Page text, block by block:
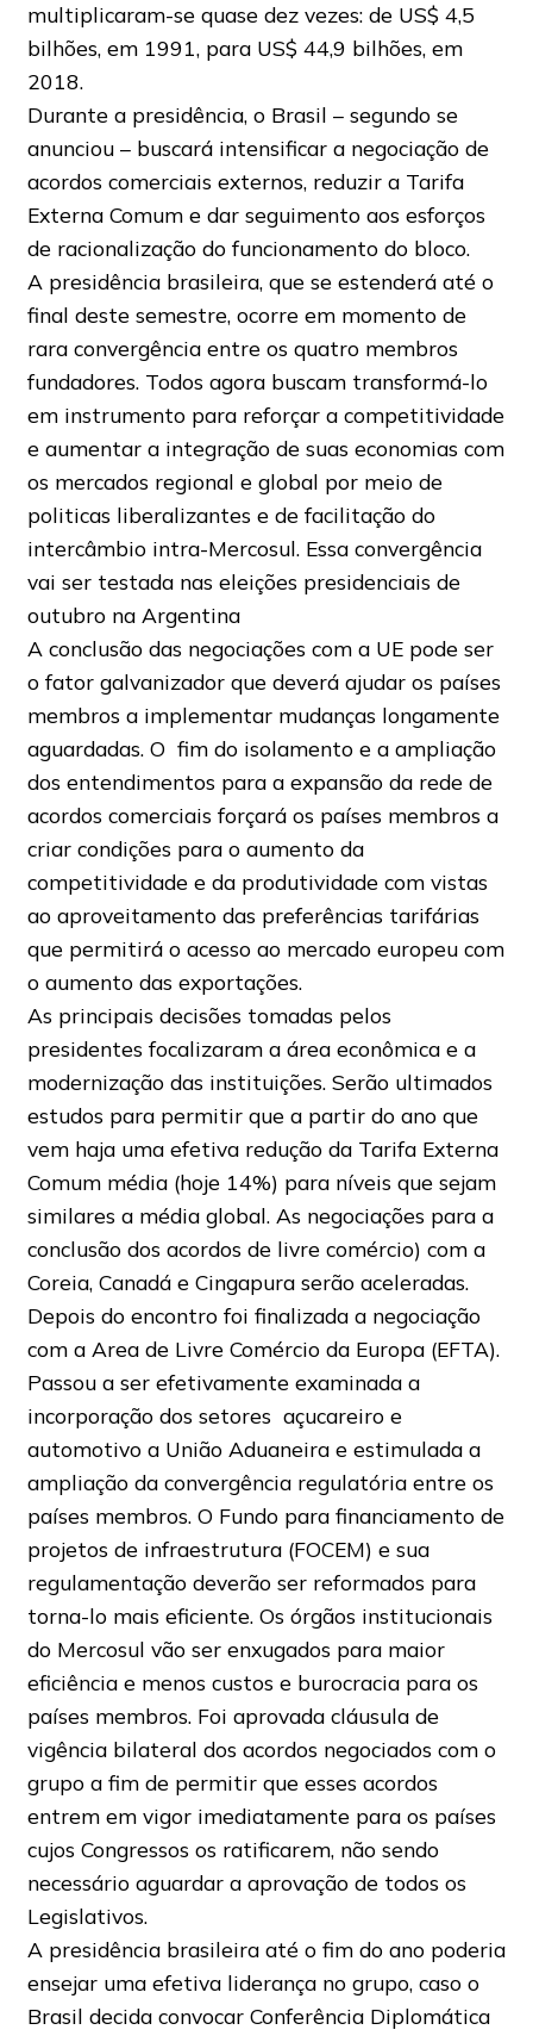
multiplicaram-se quase dez vezes: de US$ 4,5
bilhões, em 1991, para US$ 44,9 bilhões, em
2018.
Durante a presidência, o Brasil – segundo se
anunciou – buscará intensificar a negociação de
acordos comerciais externos, reduzir a Tarifa
Externa Comum e dar seguimento aos esforços
de racionalização do funcionamento do bloco.
A presidência brasileira, que se estenderá até o
final deste semestre, ocorre em momento de
rara convergência entre os quatro membros
fundadores. Todos agora buscam transformá-lo
em instrumento para reforçar a competitividade
e aumentar a integração de suas economias com
os mercados regional e global por meio de
politicas liberalizantes e de facilitação do
intercâmbio intra-Mercosul. Essa convergência
vai ser testada nas eleições presidenciais de
outubro na Argentina
A conclusão das negociações com a UE pode ser
o fator galvanizador que deverá ajudar os países
membros a implementar mudanças longamente
aguardadas. O fim do isolamento e a ampliação
dos entendimentos para a expansão da rede de
acordos comerciais forçará os países membros a
criar condições para o aumento da
competitividade e da produtividade com vistas
ao aproveitamento das preferências tarifárias
que permitirá o acesso ao mercado europeu com
o aumento das exportações.
As principais decisões tomadas pelos
presidentes focalizaram a área econômica e a
modernização das instituições. Serão ultimados
estudos para permitir que a partir do ano que
vem haja uma efetiva redução da Tarifa Externa
Comum média (hoje 14%) para níveis que sejam
similares a média global. As negociações para a
conclusão dos acordos de livre comércio) com a
Coreia, Canadá e Cingapura serão aceleradas.
Depois do encontro foi finalizada a negociação
com a Area de Livre Comércio da Europa (EFTA).
Passou a ser efetivamente examinada a
incorporação dos setores açucareiro e
automotivo a União Aduaneira e estimulada a
ampliação da convergência regulatória entre os
países membros. O Fundo para financiamento de
projetos de infraestrutura (FOCEM) e sua
regulamentação deverão ser reformados para
torna-lo mais eficiente. Os órgãos institucionais
do Mercosul vão ser enxugados para maior
eficiência e menos custos e burocracia para os
países membros. Foi aprovada cláusula de
vigência bilateral dos acordos negociados com o
grupo a fim de permitir que esses acordos
entrem em vigor imediatamente para os países
cujos Congressos os ratificarem, não sendo
necessário aguardar a aprovação de todos os
Legislativos.
A presidência brasileira até o fim do ano poderia
ensejar uma efetiva liderança no grupo, caso o
Brasil decida convocar Conferência Diplomática